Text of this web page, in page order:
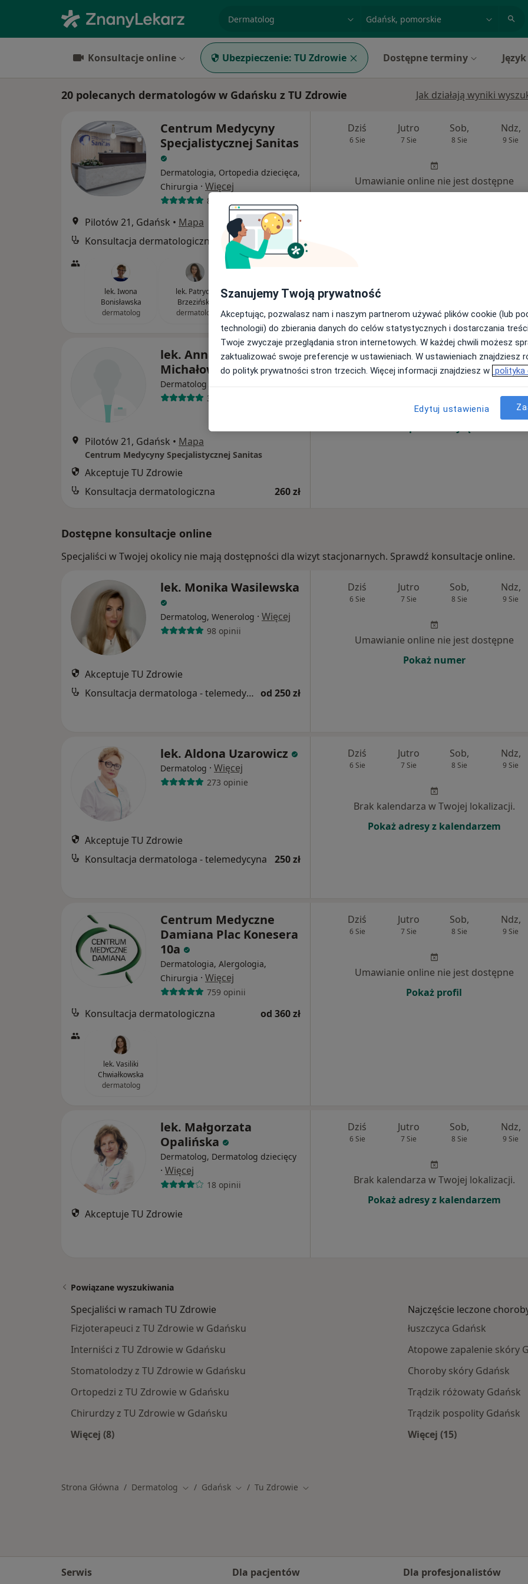
specjalizacja, badanie lub nazwiskomiasto lub dzielnica
Konsultacje online Ubezpieczenie: TU Zdrowie Dostępne terminy Język
20 polecanych dermatologów w Gdańsku z TU Zdrowie Jak działają wyniki
Centrum Medycyny
Specjalistycznej Sanitas
Dermatologia, Ortopedia dziecięca,
Chirurgia · Więcej
861 opinii
Pilotów 21, Gdańsk • Mapa
Konsultacja dermatologiczna
260 zł
lek. Iwona
Bonisławska
dermatolog
lek. Patrycja
Brzezińska
dermatolog
Dziś
6 Sie
Jutro
7 Sie
Sob,
8 Sie
Ndz,
9 Sie
Umawianie online nie jest dostępne
lek. Anna Korczak-
Michałowska
Dermatolog
39 opinii
Pilotów 21, Gdańsk • Mapa
Centrum Medycyny Specjalistycznej Sanitas
Akceptuje TU Zdrowie
Konsultacja dermatologiczna
260 zł
Dziś
6 Sie
Jutro
7 Sie
Sob,
8 Sie
Ndz,
9 Sie
Umawianie online nie jest dostępne
Dostępne konsultacje online
Specjaliści w Twojej okolicy nie mają dostępności dla wizyt stacjonarnych. Sprawdź konsultacje online.
lek. Monika Wasilewska
Dermatolog, Wenerolog · Więcej
98 opinii
Akceptuje TU Zdrowie
Konsultacja dermatologa - telemedycyna od 250 zł
Dziś
6 Sie
Jutro
7 Sie
Sob,
8 Sie
Ndz,
9 Sie
Umawianie online nie jest dostępne
Pokaż numer
lek. Aldona Uzarowicz
Dermatolog · Więcej
273 opinie
Akceptuje TU Zdrowie
Konsultacja dermatologa - telemedycyna
250 zł
Dziś
6 Sie
Jutro
7 Sie
Sob,
8 Sie
Ndz,
9 Sie
Brak kalendarza w Twojej lokalizacji.
Pokaż adresy z kalendarzem
Centrum Medyczne
Damiana Plac Konesera
10a
Dermatologia, Alergologia,
Chirurgia · Więcej
759 opinii
Konsultacja dermatologiczna od 360 zł
lek. Vasiliki
Chwiałkowska
dermatolog
Dziś
6 Sie
Jutro
7 Sie
Sob,
8 Sie
Ndz,
9 Sie
Umawianie online nie jest dostępne
Pokaż profil
lek. Małgorzata
Opalińska
Dermatolog, Dermatolog dziecięcy
· Więcej
18 opinii
Akceptuje TU Zdrowie
Dziś
6 Sie
Jutro
7 Sie
Sob,
8 Sie
Ndz,
9 Sie
Brak kalendarza w Twojej lokalizacji.
Pokaż adresy z kalendarzem
Powiązane wyszukiwania
Specjaliści w ramach TU Zdrowie
Fizjoterapeuci z TU Zdrowie w Gdańsku
Interniści z TU Zdrowie w Gdańsku
Stomatolodzy z TU Zdrowie w Gdańsku
Ortopedzi z TU Zdrowie w Gdańsku
Chirurdzy z TU Zdrowie w Gdańsku
Więcej (8)
Najczęście leczone
łuszczyca Gdańsk
Atopowe zapalenie skóry
Choroby skóry Gdańsk
Trądzik różowaty Gdańsk
Trądzik pospolity Gdańsk
Więcej (15)
Strona Główna Dermatolog Zmień miasto
Gdańsk Zmień miasto
Tu Zdrowie Zmień miasto
Serwis
Dla pacjentów
Dla profesjonalistów
Szanujemy Twoją prywatność
Akceptując, pozwalasz nam i naszym partnerom używać plików cookie (lub
technologii) do zbierania danych do celów statystycznych i dostarczania
Twoje zwyczaje przeglądania stron internetowych. W każdej chwili możesz
zaktualizować swoje preferencje w ustawieniach. W ustawieniach znajdziesz
do polityk prywatności stron trzecich. Więcej informacji znajdziesz w polityka
Edytuj ustawienia